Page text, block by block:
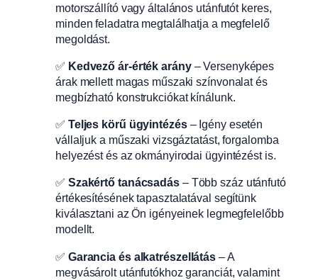
motorszállító vagy általános utánfutót keres,
minden feladatra megtalálhatja a megfelelő
megoldást.
✅ Kedvező ár-érték arány– Versenyképes
árak mellett magas műszaki színvonalat és
megbízható konstrukciókat kínálunk.
✅ Teljes körű ügyintézés– Igény esetén
vállaljuk a műszaki vizsgáztatást, forgalomba
helyezést és az okmányirodai ügyintézést is.
✅ Szakértő tanácsadás– Több száz utánfutó
értékesítésének tapasztalatával segítünk
kiválasztani az Ön igényeinek legmegfelelőbb
modellt.
✅ Garancia és alkatrészellátás – A
megvásárolt utánfutókhoz garanciát, valamint